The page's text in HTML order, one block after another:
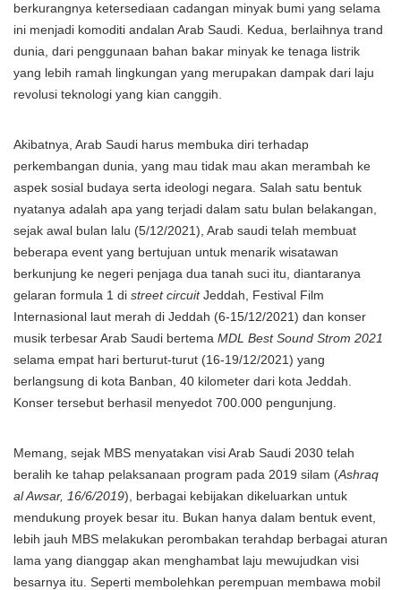
berkurangnya ketersediaan cadangan minyak bumi yang selama
ini menjadi komoditi andalan Arab Saudi. Kedua, berlaihnya trand
dunia, dari penggunaan bahan bakar minyak ke tenaga listrik
yang lebih ramah lingkungan yang merupakan dampak dari laju
revolusi teknologi yang kian canggih.
Akibatnya, Arab Saudi harus membuka diri terhadap
perkembangan dunia, yang mau tidak mau akan merambah ke
aspek sosial budaya serta ideologi negara. Salah satu bentuk
nyatanya adalah apa yang terjadi dalam satu bulan belakangan,
sejak awal bulan lalu (5/12/2021), Arab saudi telah membuat
beberapa event yang bertujuan untuk menarik wisatawan
berkunjung ke negeri penjaga dua tanah suci itu, diantaranya
gelaran formula 1 di street circuitJeddah, Festival Film
Internasional laut merah di Jeddah (6-15/12/2021) dan konser
musik terbesar Arab Saudi bertema MDL Best Sound Strom 2021
selama empat hari berturut-turut (16-19/12/2021) yang
berlangsung di kota Banban, 40 kilometer dari kota Jeddah.
Konser tersebut berhasil menyedot 700.000 pengunjung.
Memang, sejak MBS menyatakan visi Arab Saudi 2030 telah
beralih ke tahap pelaksanaan program pada 2019 silam (Ashraq
al Awsar, 16/6/2019), berbagai kebijakan dikeluarkan untuk
mendukung proyek besar itu. Bukan hanya dalam bentuk event,
lebih jauh MBS melakukan perombakan terahdap berbagai aturan
lama yang dianggap akan menghambat laju mewujudkan visi
besarnya itu. Seperti membolehkan perempuan membawa mobil